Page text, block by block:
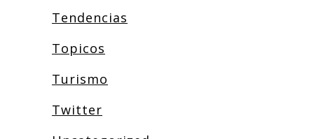
Tendencias
Topicos
Turismo
Twitter